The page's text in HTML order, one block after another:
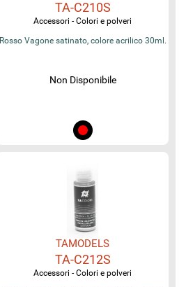
TA-C210S
Accessori - Colori e polveri
Rosso Vagone satinato, colore acrilico 30ml.
Non Disponibile
TAMODELS
TA-C212S
Accessori - Colori e polveri